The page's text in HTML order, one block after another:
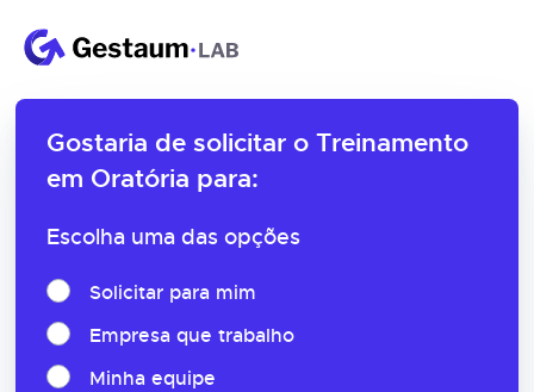
Gostaria de solicitar o Treinamento
em Oratória para:
Escolha uma das opções
Solicitar para mim
Empresa que trabalho
Minha equipe